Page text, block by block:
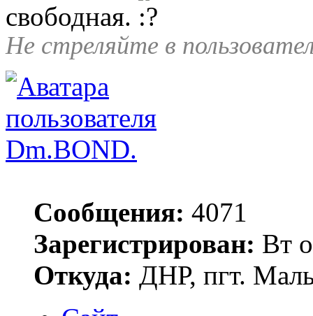
свободная.
Не стреляйте в
Dm.BOND.
Сообщения: 4071
Зарегистрирован: Вт
Откуда: ДНР, пгт.